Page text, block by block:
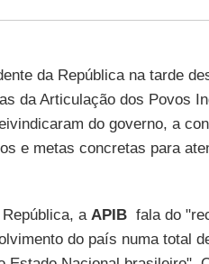
da República na tarde
da Articulação dos Povos
do governo, a
e metas concretas para
a APIBfala do
do país numa total